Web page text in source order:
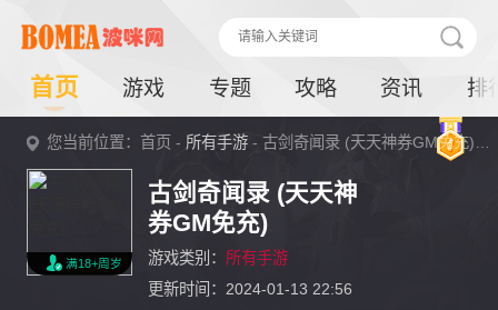
首页 游戏 专题 攻略 资讯 排
您当前位置：首页 - 所有手游 - 古剑奇闻录 (天天神券GM免充)详情
满18+周岁
古剑奇闻录 (天天神
券GM免充)
游戏类别： 所有手游
更新时间：2024-01-13 22:56